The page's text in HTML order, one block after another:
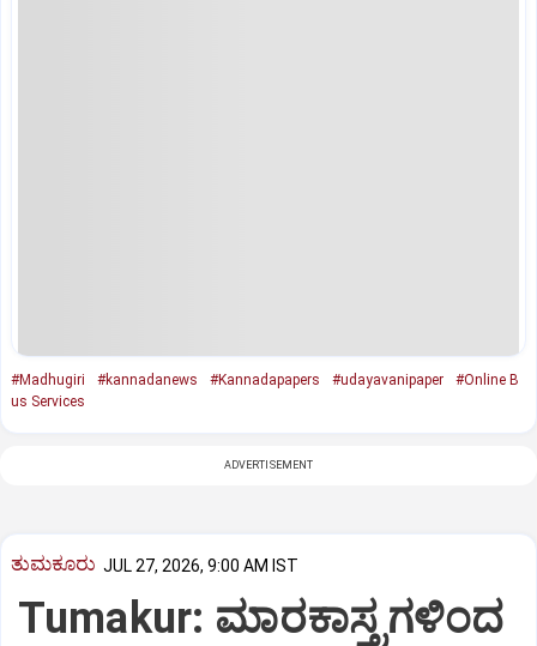
#Madhugiri #kannadanews #Kannadapapers #udayavanipaper
#Online B
us Services
ADVERTISEMENT
ತುಮಕೂರು JUL 27, 2026, 9:00 AM IST
Tumakur: ಮಾರಕಾಸ್ತ್ರಗಳಿಂದ